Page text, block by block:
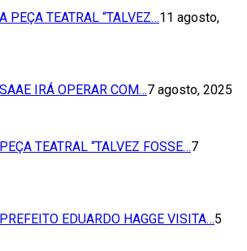
PEÇA TEATRAL “TALVEZ…11 agosto,
IRÁ OPERAR COM…7 agosto, 2025
TEATRAL “TALVEZ FOSSE…7
EDUARDO HAGGE VISITA…5